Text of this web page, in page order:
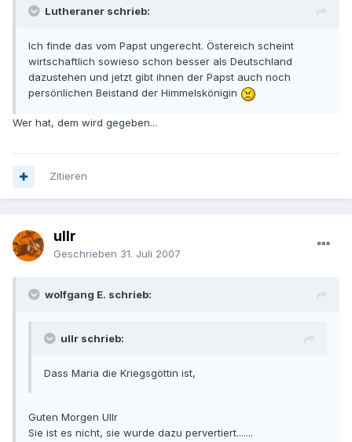
Lutheraner schrieb:
Ich finde das vom Papst ungerecht. Östereich scheint
wirtschaftlich sowieso schon besser als Deutschland
dazustehen und jetzt gibt ihnen der Papst auch noch
persönlichen Beistand der Himmelskönigin
Wer hat, dem wird gegeben...
Zitieren
ullr
Geschrieben 31. Juli 2007
wolfgang E. schrieb:
ullr schrieb:
Dass Maria die Kriegsgöttin ist,
Guten Morgen Ullr
Sie ist es nicht, sie wurde dazu pervertiert.......